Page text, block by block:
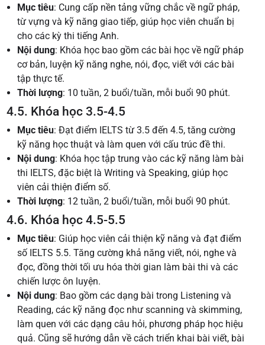
Mục tiêu: Cung cấp nền tảng vững chắc về ngữ pháp,
từ vựng và kỹ năng giao tiếp, giúp học viên chuẩn bị
cho các kỳ thi tiếng Anh.
Nội dung: Khóa học bao gồm các bài học về ngữ pháp
cơ bản, luyện kỹ năng nghe, nói, đọc, viết với các bài
tập thực tế.
Thời lượng: 10 tuần, 2 buổi/tuần, mỗi buổi 90 phút.
4.5. Khóa học 3.5-4.5
Mục tiêu: Đạt điểm IELTS từ 3.5 đến 4.5, tăng cường
kỹ năng học thuật và làm quen với cấu trúc đề thi.
Nội dung: Khóa học tập trung vào các kỹ năng làm bài
thi IELTS, đặc biệt là Writing và Speaking, giúp học
viên cải thiện điểm số.
Thời lượng: 12 tuần, 2 buổi/tuần, mỗi buổi 90 phút.
4.6. Khóa học 4.5-5.5
Mục tiêu: Giúp học viên cải thiện kỹ năng và đạt điểm
số IELTS 5.5. Tăng cường khả năng viết, nói, nghe và
đọc, đồng thời tối ưu hóa thời gian làm bài thi và các
chiến lược ôn luyện.
Nội dung: Bao gồm các dạng bài trong Listening và
Reading, các kỹ năng đọc như scanning và skimming,
làm quen với các dạng câu hỏi, phương pháp học hiệu
quả. Cũng sẽ hướng dẫn về cách triển khai bài viết, bài